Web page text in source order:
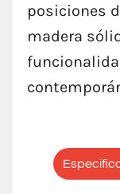
posiciones
madera